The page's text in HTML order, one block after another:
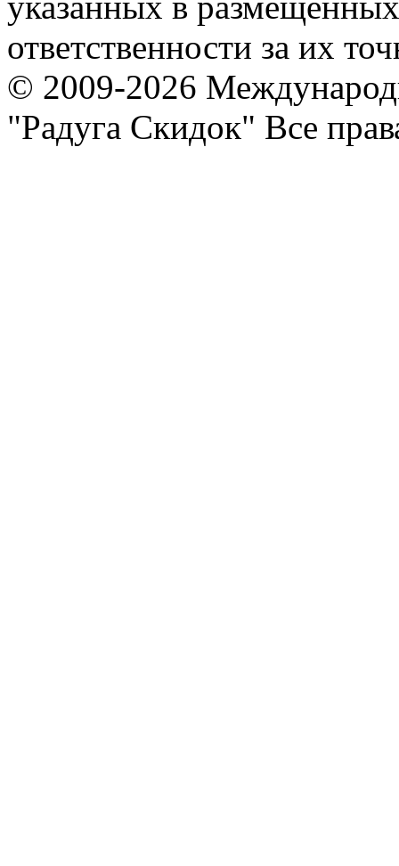
ответственности за их
© 2009-2026
"Радуга Скидок" Все